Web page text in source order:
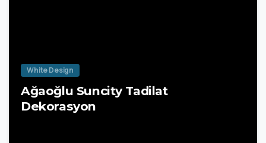
White Design
Ağaoğlu Suncity Tadilat
Dekorasyon